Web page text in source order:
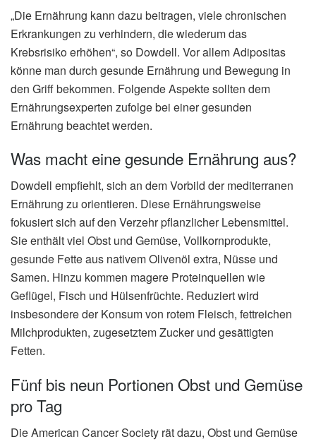
„Die Ernährung kann dazu beitragen, viele chronischen
Erkrankungen zu verhindern, die wiederum das
Krebsrisiko erhöhen“, so Dowdell. Vor allem Adipositas
könne man durch gesunde Ernährung und Bewegung in
den Griff bekommen. Folgende Aspekte sollten dem
Ernährungsexperten zufolge bei einer gesunden
Ernährung beachtet werden.
Was macht eine gesunde Ernährung aus?
Dowdell empfiehlt, sich an dem Vorbild der mediterranen
Ernährung zu orientieren. Diese Ernährungsweise
fokusiert sich auf den Verzehr pflanzlicher Lebensmittel.
Sie enthält viel Obst und Gemüse, Vollkornprodukte,
gesunde Fette aus nativem Olivenöl extra, Nüsse und
Samen. Hinzu kommen magere Proteinquellen wie
Geflügel, Fisch und Hülsenfrüchte. Reduziert wird
insbesondere der Konsum von rotem Fleisch, fettreichen
Milchprodukten, zugesetztem Zucker und gesättigten
Fetten.
Fünf bis neun Portionen Obst und Gemüse
pro Tag
Die American Cancer Society rät dazu, Obst und Gemüse